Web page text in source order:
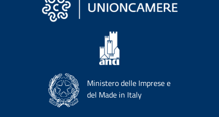
Ministero delle Imprese e
del Made in Italy